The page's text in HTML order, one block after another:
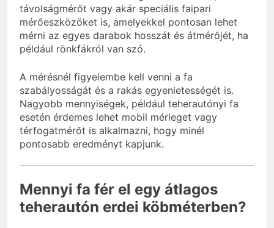
távolságmérőt vagy akár speciális faipari
mérőeszközöket is, amelyekkel pontosan lehet
mérni az egyes darabok hosszát és átmérőjét, ha
például rönkfákról van szó.
A mérésnél figyelembe kell venni a fa
szabályosságát és a rakás egyenletességét is.
Nagyobb mennyiségek, például teherautónyi fa
esetén érdemes lehet mobil mérleget vagy
térfogatmérőt is alkalmazni, hogy minél
pontosabb eredményt kapjunk.
Mennyi fa fér el egy átlagos
teherautón erdei köbméterben?